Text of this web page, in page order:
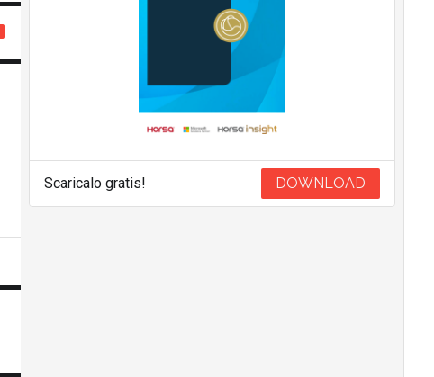
Scaricalo gratis! DOWNLOAD